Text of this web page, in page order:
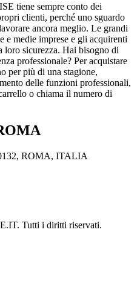
tiene sempre conto dei
clienti, perché uno sguardo
ancora meglio. Le grandi
e medie imprese e gli acquirenti
loro sicurezza. Hai bisogno di
professionale? Per acquistare
per più di una stagione,
delle funzioni professionali,
o chiama il numero di
ROMA, ITALIA
Tutti i diritti riservati.